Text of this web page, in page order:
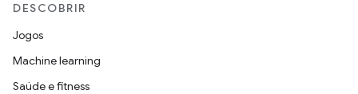
DESCOBRIR
Jogos
Machine learning
Saúde e fitness